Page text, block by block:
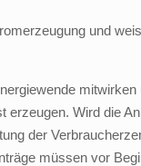
und
Wird die
der
müssen vor